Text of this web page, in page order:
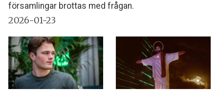
församlingar brottas med frågan.
2026-01-23